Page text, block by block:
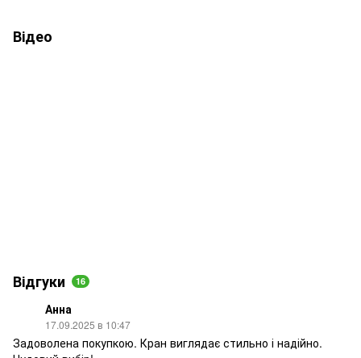
Відео
Відгуки 16
Анна
17.09.2025 в 10:47
Задоволена покупкою. Кран виглядає стильно і надійно.